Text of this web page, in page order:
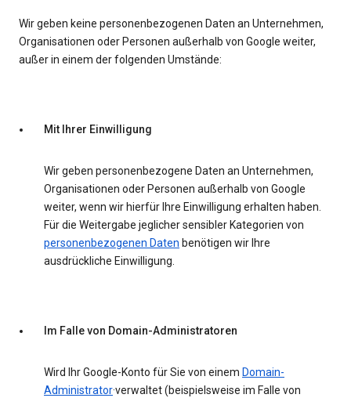
Wir geben keine personenbezogenen Daten an Unternehmen,
Organisationen oder Personen außerhalb von Google weiter,
außer in einem der folgenden Umstände:
Mit Ihrer Einwilligung
Wir geben personenbezogene Daten an Unternehmen,
Organisationen oder Personen außerhalb von Google
weiter, wenn wir hierfür Ihre Einwilligung erhalten haben.
Für die Weitergabe jeglicher sensibler Kategorien von
personenbezogenen Daten benötigen wir Ihre
ausdrückliche Einwilligung.
Im Falle von Domain-Administratoren
Wird Ihr Google-Konto für Sie von einem Domain-
Administrator·verwaltet (beispielsweise im Falle von